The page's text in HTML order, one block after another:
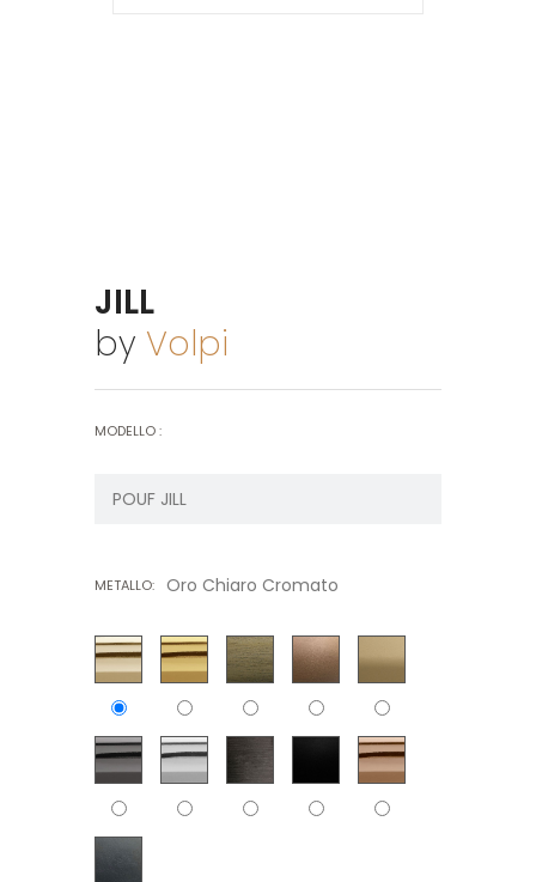
JILL
by Volpi
MODELLO :
METALLO: Oro Chiaro Cromato